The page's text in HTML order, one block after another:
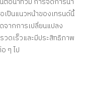
ป็นแนวหน้าของเทรนด์นี้
จากการเปลี่ยนแปลง
ดเร็วและมีประสิทธิภาพ
ๆ ไป